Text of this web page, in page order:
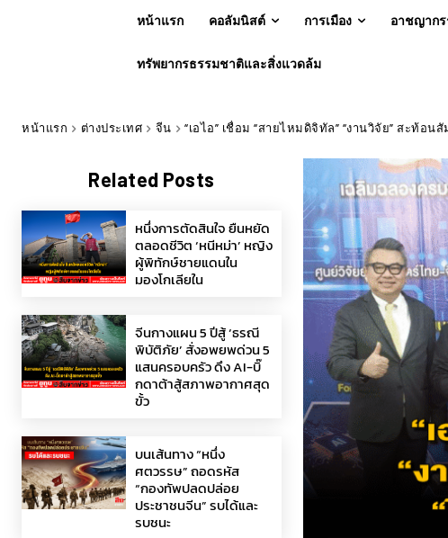
หน้าแรก คอลัมนิสต์ การเมือง อาชญาก
ทรัพยากรธรรมชาติและสิ่งแวดล้ม
หน้าแรก ต่างประเทศ จีน “เอไอ” เชื่อม “สายไหมดิจิทัล” “งานวิจัย” สะท้อ
Related Posts
หนึ่งการตัดสินใจ ยืนหยัด
ตลอดชีวิต ‘หนีหม่า’ หญิง
ผู้พิทักษ์ชายแดนใน
มองโกเลียใน
จีนกางแผน 5 ปีสู้ ‘ธรณี
พิบัติภัย’ สั่งอพยพด่วน 5
แสนครอบครัว ดึง AI-บิ๊
กดาต้าสู้สภาพอากาศสุด
ขั้ว
บนเส้นทาง “หนึ่ง
ศตวรรษ” ถอดรหัส
“กองทัพปลดปล่อย
ประชาชนจีน” รบได้และ
รบชนะ